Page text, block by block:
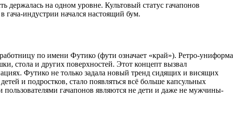
держалась на одном уровне. Культовый статус гачапонов
гача-индустрии начался настоящий бум.
по имени Футико (фути означает «край»). Ретро-униформа
стола и других поверхностей. Этот концепт вызвал
Футико не только задала новый тренд сидящих и висящих
и подростков, стало появляться всё больше капсульных
гачапонов являются не дети и даже не мужчины-